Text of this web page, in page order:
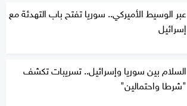
عبر الوسيط الأميركي.. سوريا تفتح باب التهدئة مع
إسرائيل
السلام بين سوريا وإسرائيل.. تسريبات تكشف
"شرطا واحتمالين"